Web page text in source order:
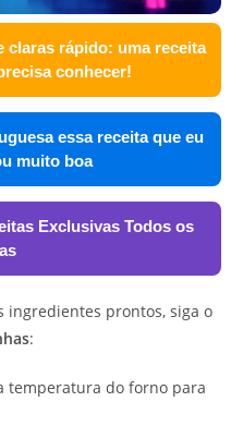
claras rápido: uma receita
conhecer!
essa receita que eu
muito boa
Exclusivas Todos os
ingredientes prontos, siga o
:
temperatura do forno para